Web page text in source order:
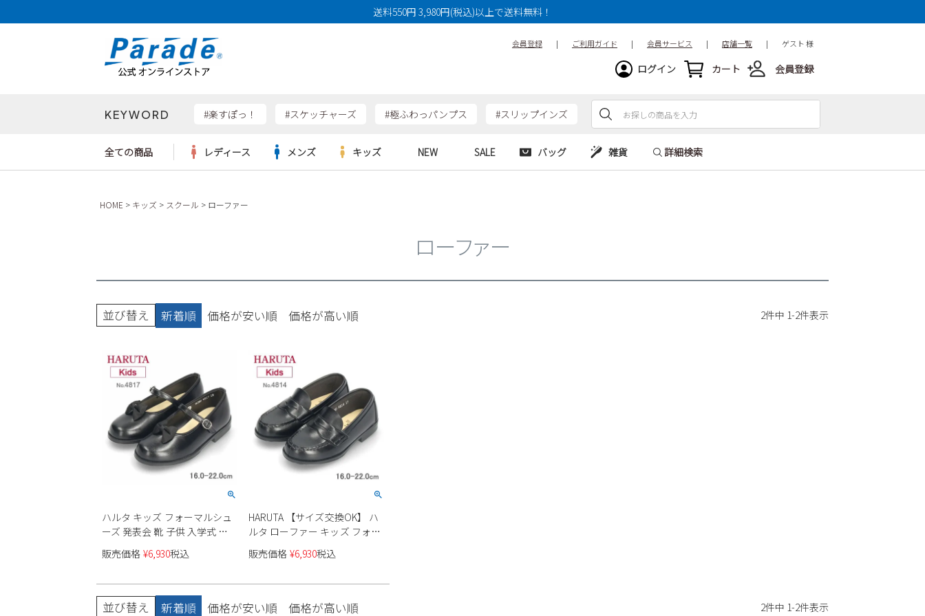
送料550円 3,980円(税込)以上で送料無料！
会員登録 | ご利用ガイド | 会員サービス | 店舗一覧 | ゲスト 様
ログイン カート 会員登録
KEYWORD #楽すぽっ！ #スケッチャーズ #極ふわっパンプス #スリップインズ
検索
全ての商品 レディース
サンダル
スニーカー
ローファー
ウェア
moz
new balance
メンズ
サンダル
ビジネス・ドレスシューズ
ローファー
ウェア
GAP
EDWIN
キッズ
サンダル
スクール
フォーマル
ブーツ
NEW
レディース新入荷
SALE
レディースSALE
バッグ
リュック
ビジネスバッグ
雑貨
ケア用品
詳細検索
HOME キッズ スクール ローファー
ローファー
並び替え 新着順 価格が安い順 価格が高い順 2件中 1-2件表示
ハルタ キッズ フォーマルシュ
ーズ 発表会 靴 子供 入学式 女
の子 リボン ピアノ 黒 ブラック
子供 セレモニー スクール 靴
販売価格 ¥6,930税込
HARUTA 【サイズ交換OK】 ハ
ルタ ローファー キッズ フォー
マル シューズ 4814 セレモニー
学生 学校 HARUTA KIDS クロ 黒
販売価格 ¥6,930税込
並び替え 新着順 価格が安い順 価格が高い順 2件中 1-2件表示